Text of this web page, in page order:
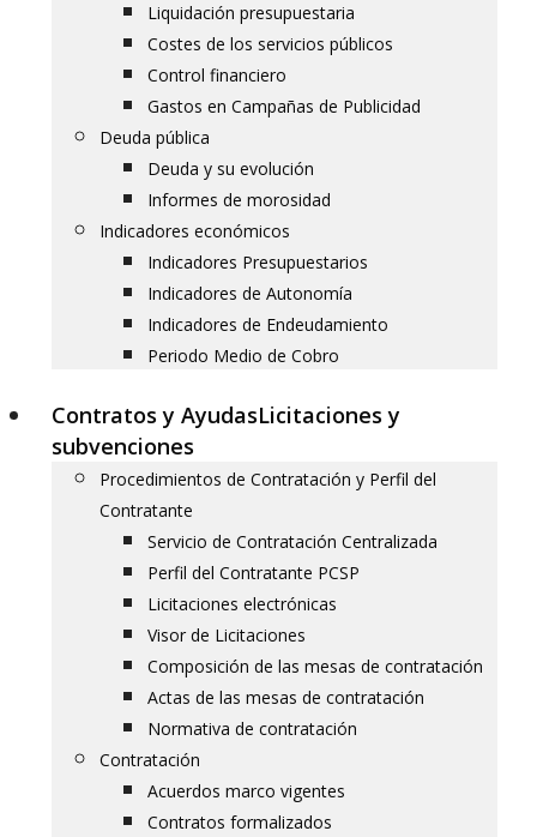
Liquidación presupuestaria
Costes de los servicios públicos
Control financiero
Gastos en Campañas de Publicidad
Deuda pública
Deuda y su evolución
Informes de morosidad
Indicadores económicos
Indicadores Presupuestarios
Indicadores de Autonomía
Indicadores de Endeudamiento
Periodo Medio de Cobro
Contratos y AyudasLicitaciones y
subvenciones
Procedimientos de Contratación y Perfil del
Contratante
Servicio de Contratación Centralizada
Perfil del Contratante PCSP
Licitaciones electrónicas
Visor de Licitaciones
Composición de las mesas de contratación
Actas de las mesas de contratación
Normativa de contratación
Contratación
Acuerdos marco vigentes
Contratos formalizados